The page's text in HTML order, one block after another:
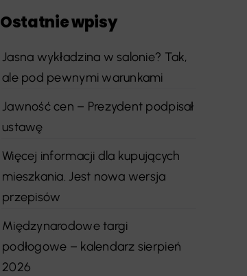
Ostatnie wpisy
Jasna wykładzina w salonie? Tak,
ale pod pewnymi warunkami
Jawność cen – Prezydent podpisał
ustawę
Więcej informacji dla kupujących
mieszkania. Jest nowa wersja
przepisów
Międzynarodowe targi
podłogowe – kalendarz sierpień
2026